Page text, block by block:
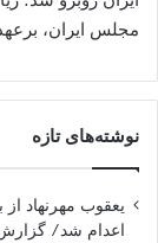
مجلس ایران،
نوشته‌های تازه
یعقوب مهرنهاد
اعدام شد/ گزارش